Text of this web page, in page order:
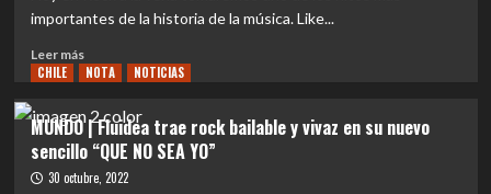
importantes de la historia de la música. Like...
Leer másLeer
más
MUNDO
|
Like
a
CHILE NOTA NOTICIAS
MUNDO | Fluidea trae rock bailable y vivaz en su nuevo
sencillo “QUE NO SEA YO”
30 octubre, 2022